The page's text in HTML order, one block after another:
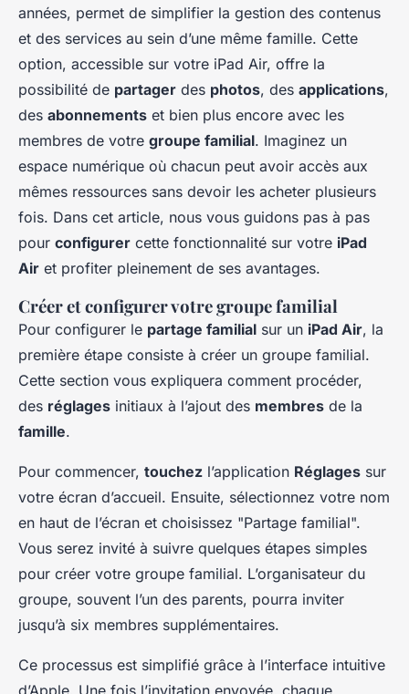
années, permet de simplifier la gestion des contenus
et des services au sein d’une même famille. Cette
option, accessible sur votre iPad Air, offre la
possibilité de partager des photos, des applications,
des abonnements et bien plus encore avec les
membres de votre groupe familial. Imaginez un
espace numérique où chacun peut avoir accès aux
mêmes ressources sans devoir les acheter plusieurs
fois. Dans cet article, nous vous guidons pas à pas
pour configurer cette fonctionnalité sur votre iPad
Air et profiter pleinement de ses avantages.
Créer et configurer votre groupe familial
Pour configurer le partage familial sur un iPad Air, la
première étape consiste à créer un groupe familial.
Cette section vous expliquera comment procéder,
des réglages initiaux à l’ajout des membres de la
famille.
Pour commencer, touchez l’application Réglages sur
votre écran d’accueil. Ensuite, sélectionnez votre nom
en haut de l’écran et choisissez "Partage familial".
Vous serez invité à suivre quelques étapes simples
pour créer votre groupe familial. L’organisateur du
groupe, souvent l’un des parents, pourra inviter
jusqu’à six membres supplémentaires.
Ce processus est simplifié grâce à l’interface intuitive